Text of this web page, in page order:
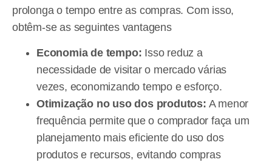
prolonga o tempo entre as compras. Com isso,
obtêm-se as seguintes vantagens
Economia de tempo: Isso reduz a
necessidade de visitar o mercado várias
vezes, economizando tempo e esforço.
Otimização no uso dos produtos: A menor
frequência permite que o comprador faça um
planejamento mais eficiente do uso dos
produtos e recursos, evitando compras